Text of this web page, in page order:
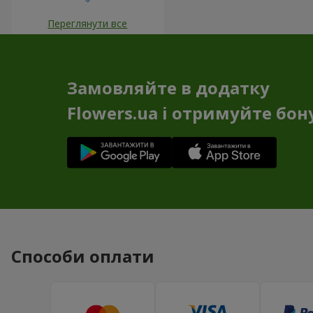
Переглянути все
Замовляйте в додатку
Flowers.ua і отримуйте
Способи оплати